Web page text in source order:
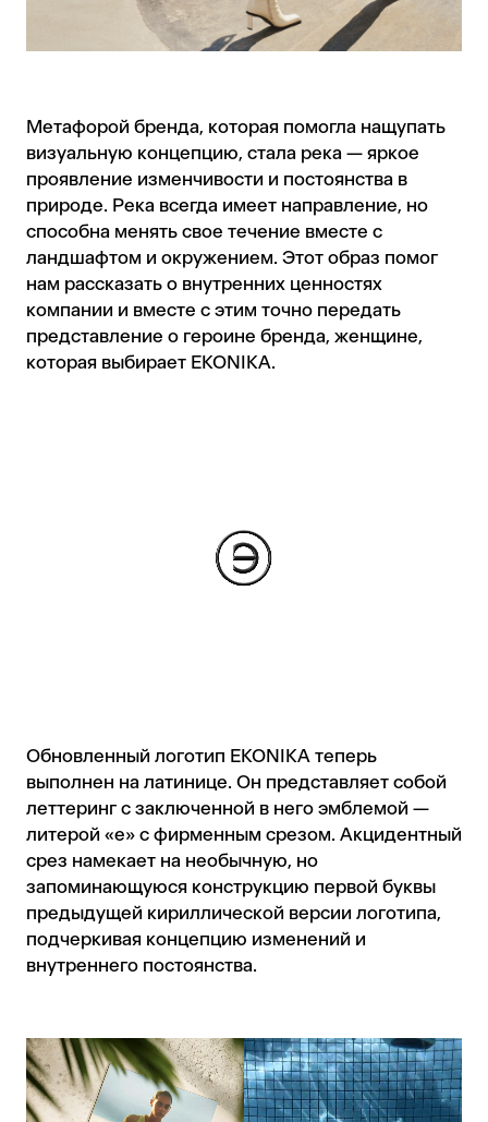
Метафорой бренда, которая помогла нащупать
визуальную концепцию, стала река — яркое
проявление изменчивости и постоянства в
природе. Река всегда имеет направление, но
способна менять свое течение вместе с
ландшафтом и окружением. Этот образ помог
нам рассказать о внутренних ценностях
компании и вместе с этим точно передать
представление о героине бренда, женщине,
которая выбирает EKONIKA.
Обновленный логотип EKONIKA теперь
выполнен на латинице. Он представляет собой
леттеринг с заключенной в него эмблемой —
литерой «е» с фирменным срезом. Акцидентный
срез намекает на необычную, но
запоминающуюся конструкцию первой буквы
предыдущей кириллической версии логотипа,
подчеркивая концепцию изменений и
внутреннего постоянства.